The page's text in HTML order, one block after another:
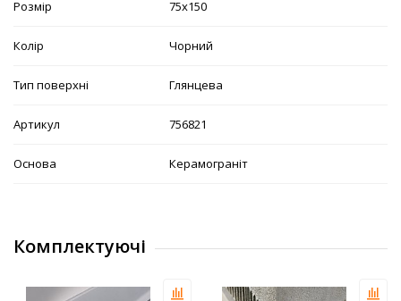
Розмір 75х150
Колір Чорний
Тип поверхні Глянцева
Артикул 756821
Основа Керамограніт
Комплектуючі